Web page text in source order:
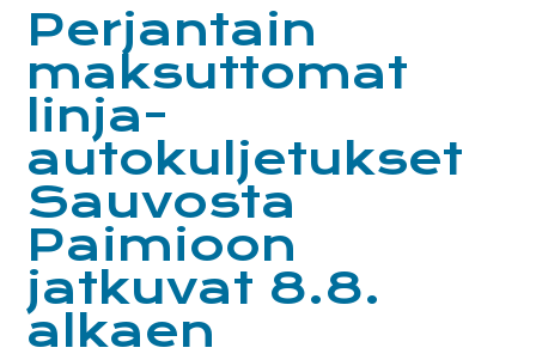
Perjantain
maksuttomat
linja-
autokuljetukset
Sauvosta
Paimioon
jatkuvat 8.8.
alkaen